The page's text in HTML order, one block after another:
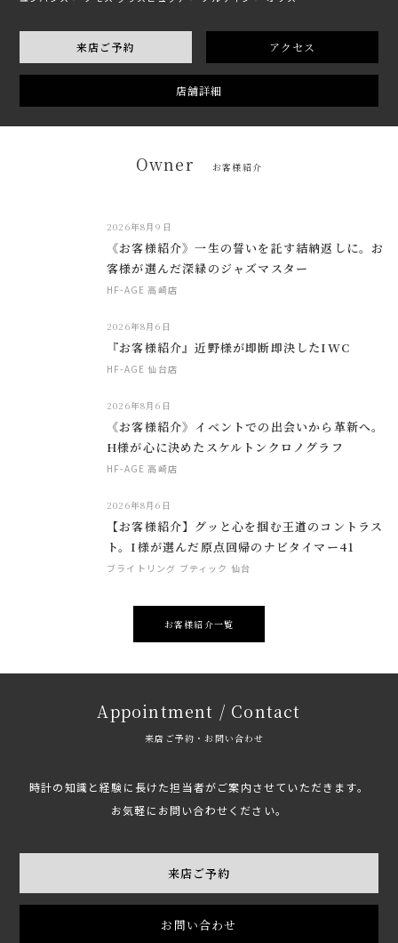
来店ご予約 アクセス
店舗詳細
Owner お客様紹介
2026年8月9日
《お客様紹介》一生の誓いを託す結納返しに。お
客様が選んだ深緑のジャズマスター
HF-AGE 高崎店
2026年8月6日
『お客様紹介』近野様が即断即決したIWC
HF-AGE 仙台店
2026年8月6日
《お客様紹介》イベントでの出会いから革新へ。
H様が心に決めたスケルトンクロノグラフ
HF-AGE 高崎店
2026年8月6日
【お客様紹介】グッと心を掴む王道のコントラス
ト。I様が選んだ原点回帰のナビタイマー41
ブライトリング ブティック 仙台
お客様紹介一覧
Appointment / Contact
来店ご予約・お問い合わせ
時計の知識と経験に長けた担当者がご案内させていただきます。
お気軽にお問い合わせください。
来店ご予約
お問い合わせ